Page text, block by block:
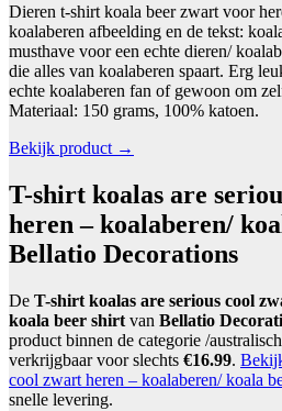
Dieren t-shirt koala beer zwart voor
koalaberen afbeelding en de tekst:
musthave voor een echte dieren/
die alles van koalaberen spaart. Erg
echte koalaberen fan of gewoon om
Materiaal: 150 grams, 100% katoen.
Bekijk product →
T-shirt koalas are
heren – koalaberen/
Bellatio Decorations
De T-shirt koalas are serious cool
koala beer shirt van Bellatio
product binnen de categorie /
verkrijgbaar voor slechts €16.99.
cool zwart heren – koalaberen/ koala
snelle levering.